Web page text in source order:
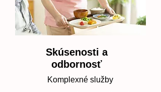
Skúsenosti a
odbornosť
Komplexné služby